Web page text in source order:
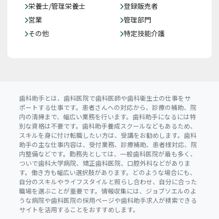
栄養士/管理栄養士
登録販売者
営業
管理部門
その他
特定技能介護
歯科助手とは、歯科医院で歯科医師や歯科衛生士の仕事をサ
ポートする仕事です。患者さんへの対応から、診療の補助、院
内の清掃まで、幅広い業務を行います。歯科助手になるには特
別な資格は不要です。歯科助手養成スクールなどもあるため、
スキルを身に付け転職したい方は、受講をお勧めします。歯科
助手の主な仕事内容は、受付業務、診療補助、患者様対応、院
内整備などです。勤務先としては、一般歯科医院が最も多く、
ついで歯科大学病院、矯正歯科医院、口腔外科などがありま
す。働き方も幅広い選択肢があります。どのような場合にも、
自分のスキルやライフスタイルと照らし合わせ、自分に合った
職場を選ぶことが重要です。情報収集には、ジョブソエルのよ
うな病院や歯科医院の採用ページや歯科助手求人が検索できる
サイトを活用することをおすすめします。